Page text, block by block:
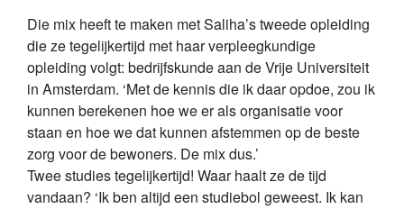
Die mix heeft te maken met Saliha’s tweede opleiding
die ze tegelijkertijd met haar verpleegkundige
opleiding volgt: bedrijfskunde aan de Vrije Universiteit
in Amsterdam. ‘Met de kennis die ik daar opdoe, zou ik
kunnen berekenen hoe we er als organisatie voor
staan en hoe we dat kunnen afstemmen op de beste
zorg voor de bewoners. De mix dus.’
Twee studies tegelijkertijd! Waar haalt ze de tijd
vandaan? ‘Ik ben altijd een studiebol geweest. Ik kan